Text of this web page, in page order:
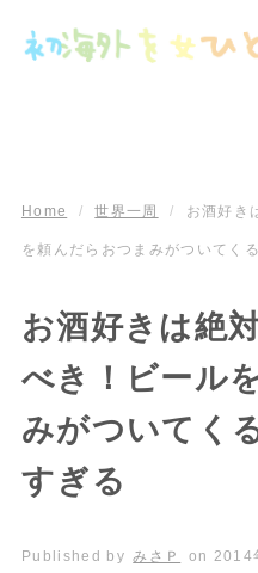
Home / 世界一周 / お酒好き
を頼んだらおつまみがついてく
お酒好きは絶
べき！ビール
みがついてく
すぎる
Published by みさＰ on 2014